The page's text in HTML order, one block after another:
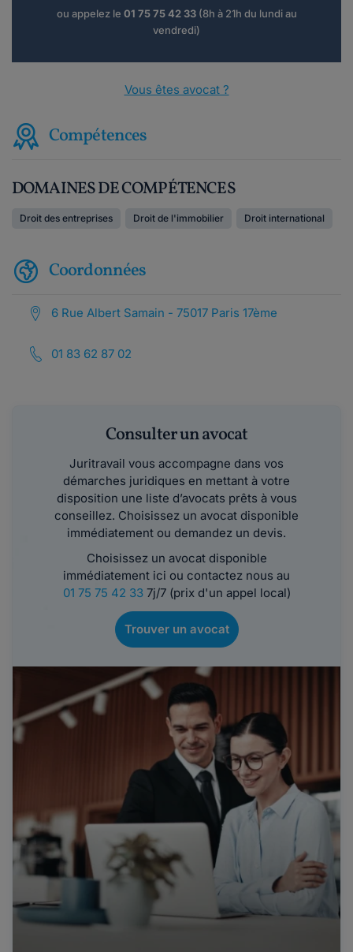
ou appelez le 01 75 75 42 33(8h à 21h du lundi au
vendredi)
Vous êtes avocat ?
Compétences
DOMAINES DE COMPÉTENCES
Droit des entreprises Droit de l'immobilier Droit international
Coordonnées
6 Rue Albert Samain - 75017 Paris 17ème
01 83 62 87 02
Consulter un avocat
Juritravail vous accompagne dans vos
démarches juridiques en mettant à votre
disposition une liste d’avocats prêts à vous
conseillez. Choisissez un avocat disponible
immédiatement ou demandez un devis.
Choisissez un avocat disponible
immédiatement ici ou contactez nous au
01 75 75 42 337j/7 (prix d'un appel local)
Trouver un avocat